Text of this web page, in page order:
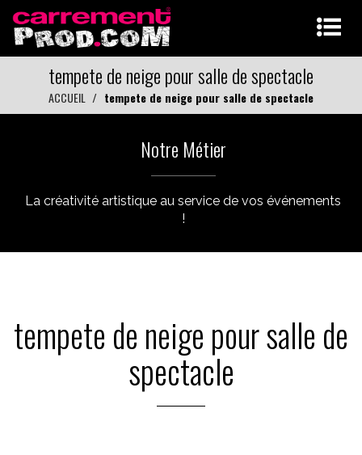
tempete de neige pour salle de spectacle
ACCUEIL tempete de neige pour salle de spectacle
Notre Métier
La créativité artistique au service de vos événements
!
tempete de neige pour salle de
spectacle